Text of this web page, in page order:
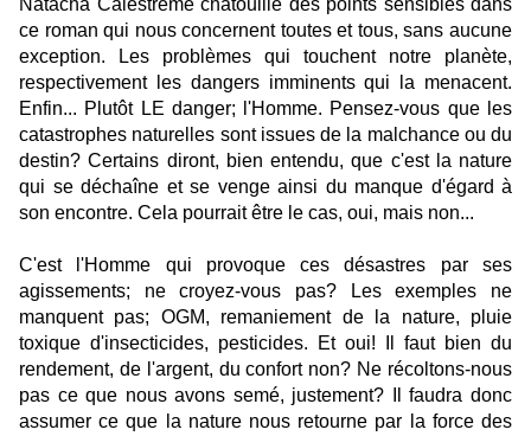
Natacha Calestrémé chatouille des points sensibles dans
ce roman qui nous concernent toutes et tous, sans aucune
exception. Les problèmes qui touchent notre planète,
respectivement les dangers imminents qui la menacent.
Enfin... Plutôt LE danger; l'Homme. Pensez-vous que les
catastrophes naturelles sont issues de la malchance ou du
destin? Certains diront, bien entendu, que c'est la nature
qui se déchaîne et se venge ainsi du manque d'égard à
son encontre. Cela pourrait être le cas, oui, mais non...
C'est l'Homme qui provoque ces désastres par ses
agissements; ne croyez-vous pas? Les exemples ne
manquent pas; OGM, remaniement de la nature, pluie
toxique d'insecticides, pesticides. Et oui! Il faut bien du
rendement, de l'argent, du confort non? Ne récoltons-nous
pas ce que nous avons semé, justement? Il faudra donc
assumer ce que la nature nous retourne par la force des